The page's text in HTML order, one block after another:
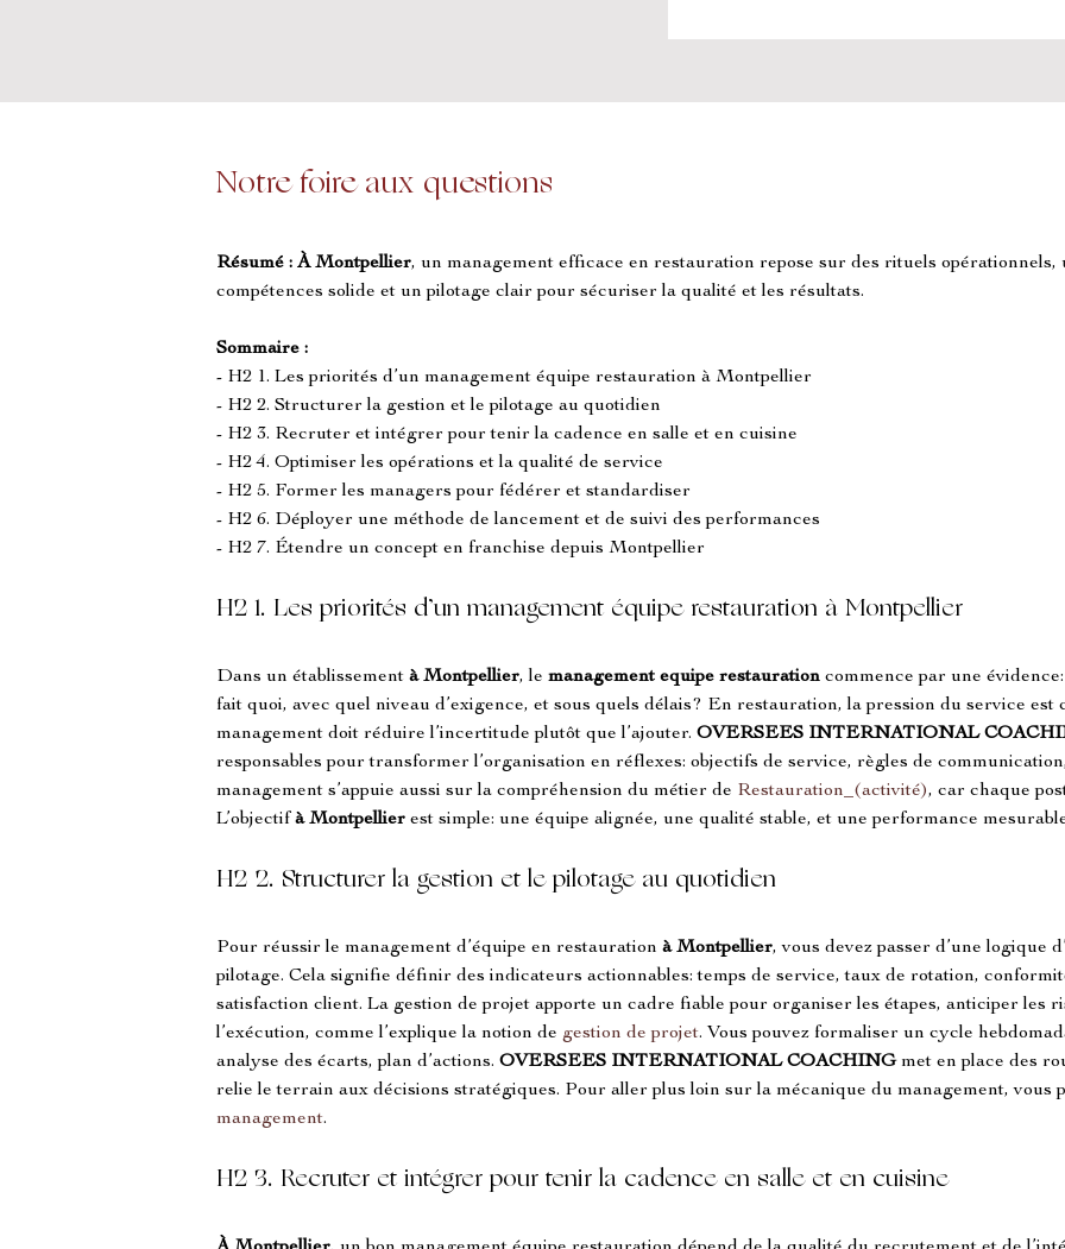
Notre foire aux questions
Résumé : À Montpellier, un management efficace en restauration repose sur des rituels opérationnels,
compétences solide et un pilotage clair pour sécuriser la qualité et les résultats.
Sommaire :
- H2 1. Les priorités d’un management équipe restauration à Montpellier
- H2 2. Structurer la gestion et le pilotage au quotidien
- H2 3. Recruter et intégrer pour tenir la cadence en salle et en cuisine
- H2 4. Optimiser les opérations et la qualité de service
- H2 5. Former les managers pour fédérer et standardiser
- H2 6. Déployer une méthode de lancement et de suivi des performances
- H2 7. Étendre un concept en franchise depuis Montpellier
H2 1. Les priorités d’un management équipe restauration à Montpellier
Dans un établissement à Montpellier, le management equipe restauration commence par une
fait quoi, avec quel niveau d’exigence, et sous quels délais? En restauration, la pression du service est
management doit réduire l’incertitude plutôt que l’ajouter. OVERSEES INTERNATIONAL
responsables pour transformer l’organisation en réflexes: objectifs de service, règles de
management s’appuie aussi sur la compréhension du métier de Restauration_(activité), car chaque
L’objectif à Montpellier est simple: une équipe alignée, une qualité stable, et une performance
H2 2. Structurer la gestion et le pilotage au quotidien
Pour réussir le management d’équipe en restauration à Montpellier, vous devez passer d’une logique
pilotage. Cela signifie définir des indicateurs actionnables: temps de service, taux de rotation,
satisfaction client. La gestion de projet apporte un cadre fiable pour organiser les étapes, anticiper les
l’exécution, comme l’explique la notion de gestion de projet. Vous pouvez formaliser un cycle
analyse des écarts, plan d’actions. OVERSEES INTERNATIONAL COACHING met en place des
relie le terrain aux décisions stratégiques. Pour aller plus loin sur la mécanique du management, vous
management.
H2 3. Recruter et intégrer pour tenir la cadence en salle et en cuisine